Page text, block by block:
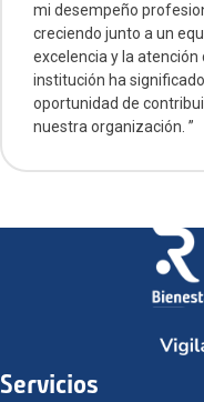
mi desempeño
creciendo junto a un
excelencia y la
institución ha
oportunidad de
nuestra organización. ”
Servicios